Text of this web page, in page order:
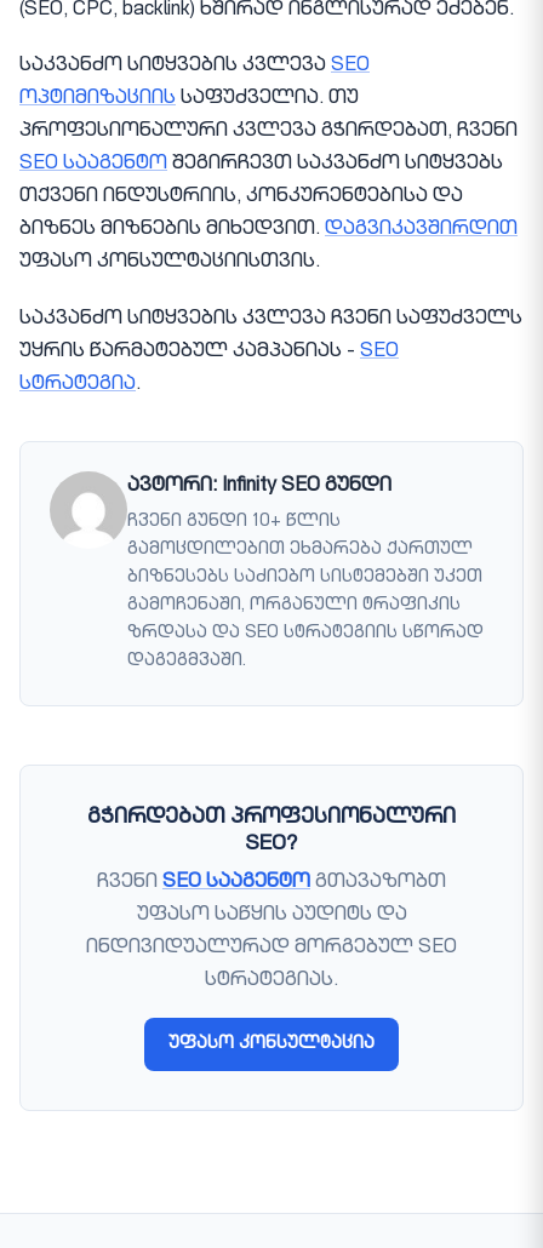
(SEO, CPC, backlink) ხშირად ინგლისურად ეძებენ.
საკვანძო სიტყვების კვლევა SEO
ოპტიმიზაციის საფუძველია. თუ
პროფესიონალური კვლევა გჭირდებათ, ჩვენი
SEO სააგენტო შეგირჩევთ საკვანძო სიტყვებს
თქვენი ინდუსტრიის, კონკურენტებისა და
ბიზნეს მიზნების მიხედვით. დაგვიკავშირდით
უფასო კონსულტაციისთვის.
საკვანძო სიტყვების კვლევა ჩვენი საფუძველს
უყრის წარმატებულ კამპანიას - SEO
სტრატეგია.
ავტორი: Infinity SEO გუნდი
ჩვენი გუნდი 10+ წლის
გამოცდილებით ეხმარება ქართულ
ბიზნესებს საძიებო სისტემებში უკეთ
გამოჩენაში, ორგანული ტრაფიკის
ზრდასა და SEO სტრატეგიის სწორად
დაგეგმვაში.
გჭირდებათ პროფესიონალური
SEO?
ჩვენი SEO სააგენტო გთავაზობთ
უფასო საწყის აუდიტს და
ინდივიდუალურად მორგებულ SEO
სტრატეგიას.
უფასო კონსულტაცია